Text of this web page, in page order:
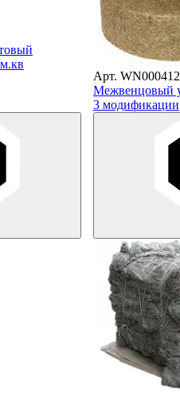
Арт.
Межвенцовый
3 модификации